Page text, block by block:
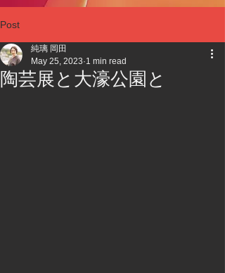
Post
陶芸展と大濠公園と
純璃 岡田
May 25, 2023 1 min read